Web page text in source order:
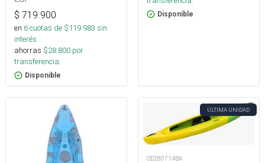
$ 719.900
en 6cuotas de $119.983 sin
interés
ahorras $28.800 por
transferencia.
Disponible
Disponible
ÚLTIMA UNIDAD
OD280714BA